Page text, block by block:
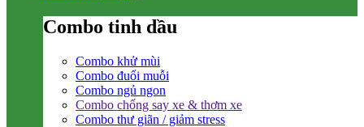
Combo tinh dầu
Combo khử mùi
Combo đuổi muỗi
Combo ngủ ngon
Combo chống say xe & thơm xe
Combo thư giãn / giảm stress